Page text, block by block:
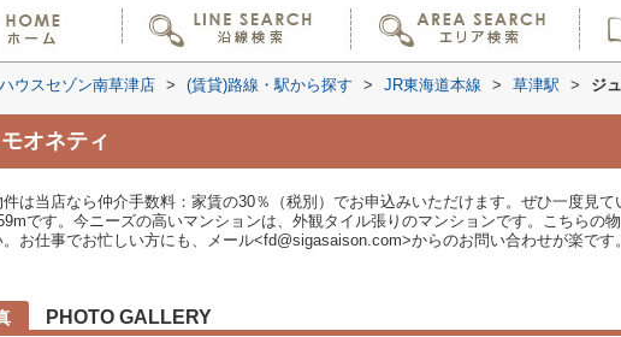
ウスセゾン南草津店 > (賃貸)路線・駅から探す > JR東海道本線 > 草津駅 > ジ
オネティ
件は当店なら仲介手数料：家賃の30％（税別）でお申込みいただけます。ぜひ一度見
です。今ニーズの高いマンションは、外観タイル張りのマンションです。こちらの
お仕事でお忙しい方にも、メール<fd@sigasaison.com>からのお問い合わせが楽です。
PHOTO GALLERY